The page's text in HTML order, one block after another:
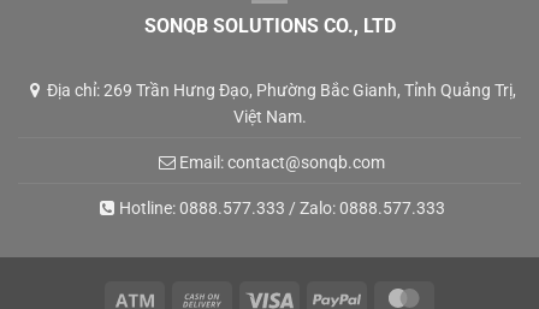
SONQB SOLUTIONS CO., LTD
Địa chỉ: 269 Trần Hưng Đạo, Phường Bắc Gianh, Tỉnh Quảng Trị,
Việt Nam.
Email:contact@sonqb.com
Hotline:0888.577.333 / Zalo:0888.577.333
Atm Cash Visa PayPal